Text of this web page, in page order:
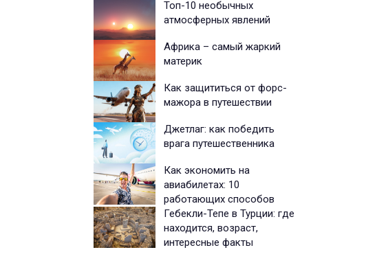
Топ-10 необычных
атмосферных явлений
Африка – самый жаркий
материк
Как защититься от форс-
мажора в путешествии
Джетлаг: как победить
врага путешественника
Как экономить на
авиабилетах: 10
работающих способов
Гебекли-Тепе в Турции: где
находится, возраст,
интересные факты